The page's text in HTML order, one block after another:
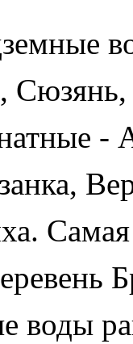
-
воды